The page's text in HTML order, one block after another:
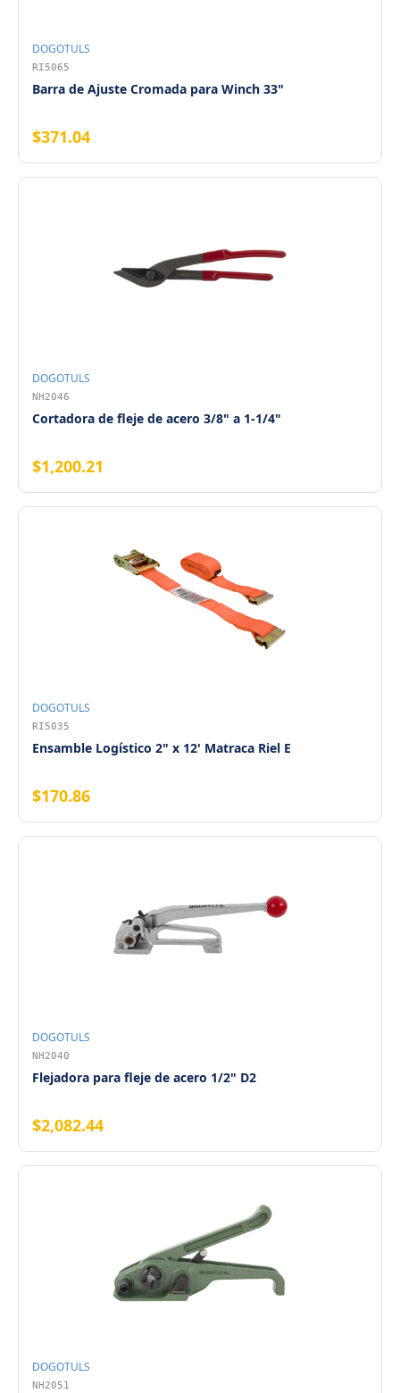
DOGOTULS
RI5065
Barra de Ajuste Cromada para Winch 33"
$371.04
DOGOTULS
NH2046
Cortadora de fleje de acero 3/8" a 1-1/4"
$1,200.21
DOGOTULS
RI5035
Ensamble Logístico 2" x 12' Matraca Riel E
$170.86
DOGOTULS
NH2040
Flejadora para fleje de acero 1/2" D2
$2,082.44
DOGOTULS
NH2051